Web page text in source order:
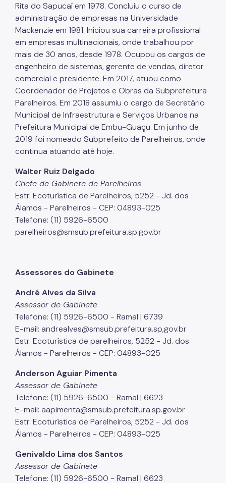
Rita do Sapucaí em 1978. Concluiu o curso de
administração de empresas na Universidade
Mackenzie em 1981. Iniciou sua carreira profissional
em empresas multinacionais, onde trabalhou por
mais de 30 anos, desde 1978. Ocupou os cargos de
engenheiro de sistemas, gerente de vendas, diretor
comercial e presidente. Em 2017, atuou como
Coordenador de Projetos e Obras da Subprefeitura
Parelheiros. Em 2018 assumiu o cargo de Secretário
Municipal de Infraestrutura e Serviços Urbanos na
Prefeitura Municipal de Embu-Guaçu. Em junho de
2019 foi nomeado Subprefeito de Parelheiros, onde
continua atuando até hoje.
Walter Ruiz Delgado
Chefe de Gabinete de Parelheiros
Estr. Ecoturística de Parelheiros, 5252 - Jd. dos
Álamos - Parelheiros - CEP: 04893-025
Telefone: (11) 5926-6500
parelheiros@smsub.prefeitura.sp.gov.br
Assessores do Gabinete
André Alves da Silva
Assessor de Gabinete
Telefone: (11) 5926-6500 - Ramal | 6739
E-mail: andrealves@smsub.prefeitura.sp,gov.br
Estr. Ecoturística de parelheiros, 5252 - Jd. dos
Álamos - Parelheiros - CEP: 04893-025
Anderson Aguiar Pimenta
Assessor de Gabinete
Telefone: (11) 5926-6500 - Ramal | 6623
E-mail: aapimenta@smsub.prefeitura.sp.gov.br
Estr. Ecoturística de Parelheiros, 5252 - Jd. dos
Álamos - Parelheiros - CEP: 04893-025
Genivaldo Lima dos Santos
Assessor de Gabinete
Telefone: (11) 5926-6500 - Ramal | 6623